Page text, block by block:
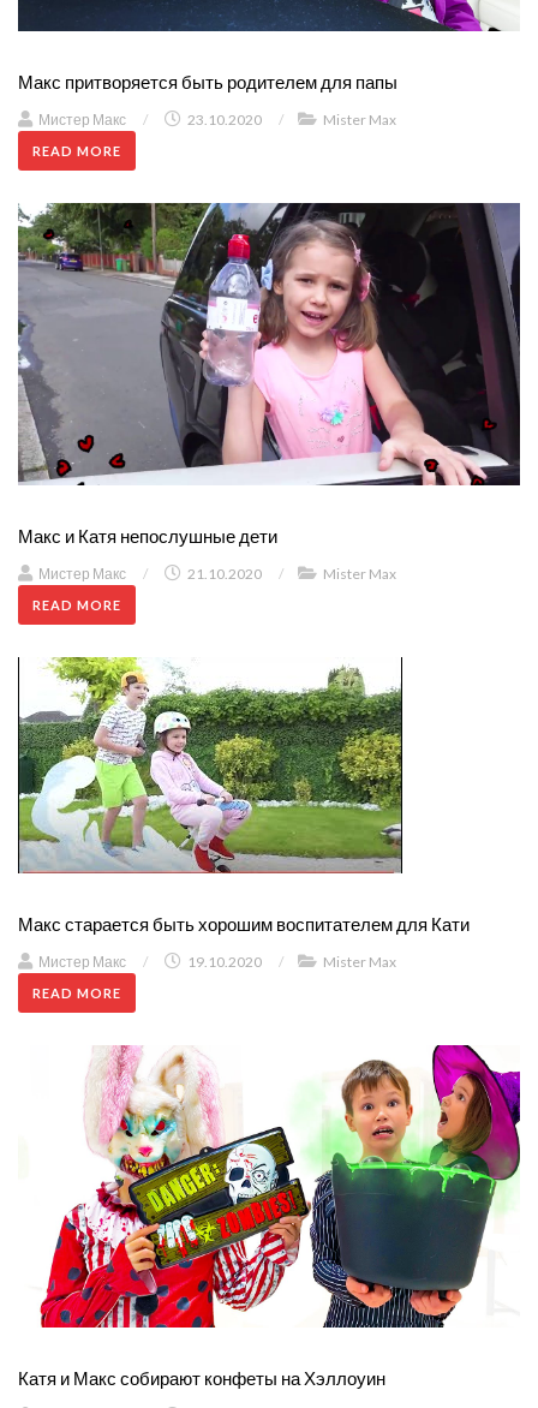
Макс притворяется быть родителем для папы
Мистер Макс / 23.10.2020 / Mister Max
READ MORE
Макс и Катя непослушные дети
Мистер Макс / 21.10.2020 / Mister Max
READ MORE
Макс старается быть хорошим воспитателем для Кати
Мистер Макс / 19.10.2020 / Mister Max
READ MORE
Катя и Макс собирают конфеты на Хэллоуин